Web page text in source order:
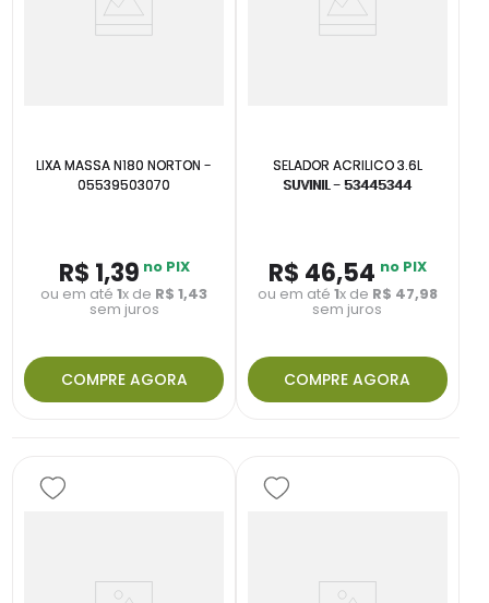
LIXA MASSA N180 NORTON -
05539503070
R$ 1,39 no PIX
ou em até1x de R$ 1,43
sem juros
COMPRE AGORA
SELADOR ACRILICO 3.6L
SUVINIL - 53445344
R$ 46,54 no PIX
ou em até 1x de R$ 47,98
sem juros
COMPRE AGORA